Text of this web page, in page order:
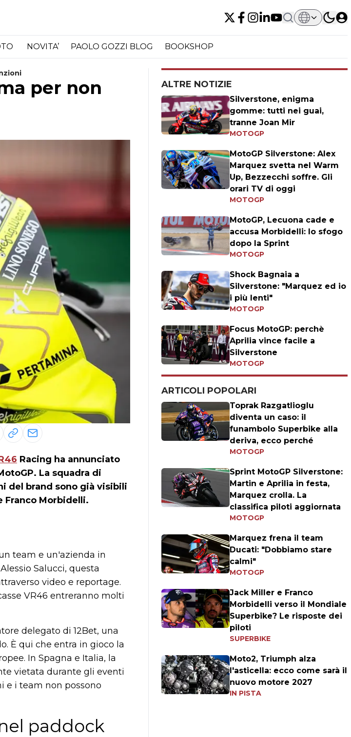
NOVITA’ PAOLO GOZZI BLOG BOOKSHOP
per non
Racing ha annunciato
La squadra di
del brand sono già visibili
Franco Morbidelli.
team e un'azienda in
Salucci, questa
video e reportage.
VR46 entreranno molti
delegato di 12Bet, una
È qui che entra in gioco la
In Spagna e Italia, la
vietata durante gli eventi
e i team non possono
paddock
ALTRE NOTIZIE
Silverstone, enigma
gomme: tutti nei guai,
tranne Joan Mir
MOTOGP
MotoGP Silverstone: Alex
Marquez svetta nel Warm
Up, Bezzecchi soffre. Gli
orari TV di oggi
MOTOGP
MotoGP, Lecuona cade e
accusa Morbidelli: lo sfogo
dopo la Sprint
MOTOGP
Shock Bagnaia a
Silverstone: "Marquez ed io
i più lenti"
MOTOGP
Focus MotoGP: perchè
Aprilia vince facile a
Silverstone
MOTOGP
ARTICOLI POPOLARI
Toprak Razgatlioglu
diventa un caso: il
funambolo Superbike alla
deriva, ecco perché
MOTOGP
Sprint MotoGP Silverstone:
Martin e Aprilia in festa,
Marquez crolla. La
classifica piloti aggiornata
MOTOGP
Marquez frena il team
Ducati: "Dobbiamo stare
calmi"
MOTOGP
Jack Miller e Franco
Morbidelli verso il Mondiale
Superbike? Le risposte dei
piloti
SUPERBIKE
Moto2, Triumph alza
l'asticella: ecco come sarà il
nuovo motore 2027
IN PISTA